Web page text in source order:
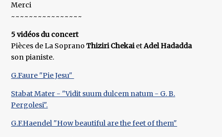
Merci
~~~~~~~~~~~~~~~~
5 vidéos du concert
Pièces de La SopranoThiziri ChekaietAdel Hadadda
son pianiste.
G.Faure "Pie Jesu"
Stabat Mater - "Vidit suum dulcem natum - G. B.
Pergolesi".
G.F.Haendel "How beautiful are the feet of them"